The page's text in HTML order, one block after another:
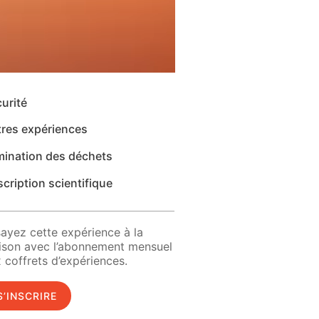
expériences
des déchets
scientifique
cette expérience à la
avec l’abonnement mensuel
coffrets d’expériences.